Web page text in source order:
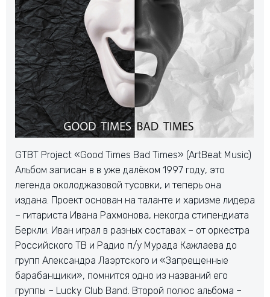
GTBT Project «Good Times Bad Times» (ArtBeat Music)
Альбом записан в в уже далёком 1997 году, это
легенда околоджазовой тусовки, и теперь она
издана. Проект основан на таланте и харизме лидера
– гитариста Ивана Рахмонова, некогда стипендиата
Беркли. Иван играл в разных составах – от оркестра
Российского ТВ и Радио п/у Мурада Кажлаева до
групп Александра Лаэртского и «Запрещенные
барабанщики», помнится одно из названий его
группы – Lucky Club Band. Второй полюс альбома –